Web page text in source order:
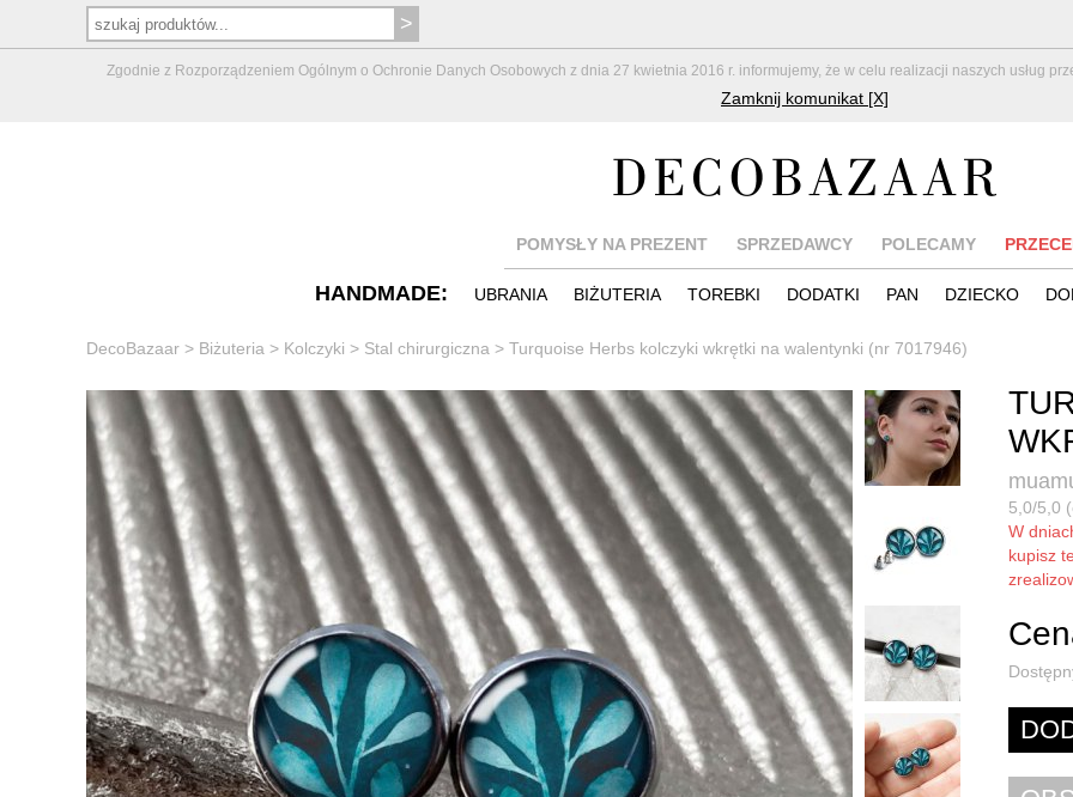
Zgodnie z Rozporządzeniem Ogólnym o Ochronie Danych Osobowych z dnia 27 kwietnia 2016 r. informujemy, że w celu realizacji naszych usług
Zamknij komunikat [X]
POMYSŁY NA PREZENT SPRZEDAWCY POLECAMY
HANDMADE: UBRANIA BIŻUTERIA TOREBKI DODATKI PAN DZIECKO
DecoBazaar > Biżuteria > Kolczyki > Stal chirurgiczna > Turquoise Herbs kolczyki wkrętki na walentynki (nr 7017946)
5,0/5,0
W
kupisz